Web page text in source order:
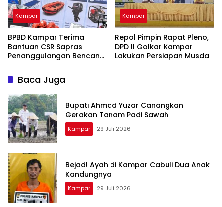
Kampar
BPBD Kampar Terima
Bantuan CSR Sapras
Penanggulangan Bencana
Nusantara Power
Kampar
Repol Pimpin Rapat Pleno,
DPD II Golkar Kampar
Lakukan Persiapan Musda
Baca Juga
Bupati Ahmad Yuzar Canangkan
Gerakan Tanam Padi Sawah
Kampar 29 Juli 2026
Bejad! Ayah di Kampar Cabuli Dua Anak
Kandungnya
Kampar 29 Juli 2026